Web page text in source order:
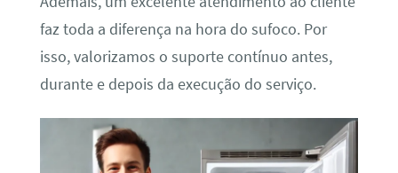
faz toda a diferença na hora do sufoco. Por
isso, valorizamos o suporte contínuo antes,
durante e depois da execução do serviço.